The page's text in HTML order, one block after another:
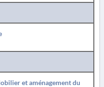
et aménagement du